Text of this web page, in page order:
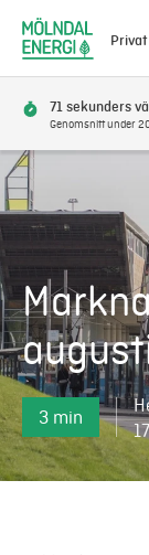
Privat
Elnät
Mer
Logga in
71 sekunders
Genomsnitt under
3 min